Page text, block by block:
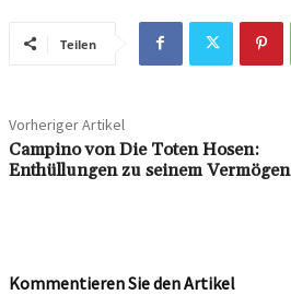
Teilen
Vorheriger Artikel
Campino von Die Toten Hosen:
Enthüllungen zu seinem Vermögen
Kommentieren Sie den Artikel